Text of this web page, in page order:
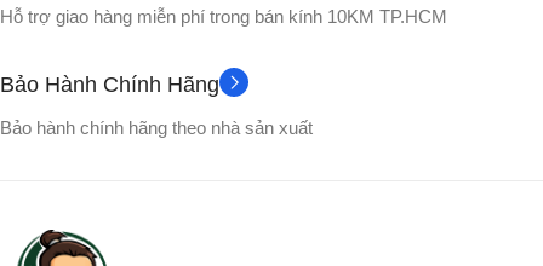
Hỗ trợ giao hàng miễn phí trong bán kính 10KM TP.HCM
Bảo Hành Chính Hãng
Bảo hành chính hãng theo nhà sản xuất